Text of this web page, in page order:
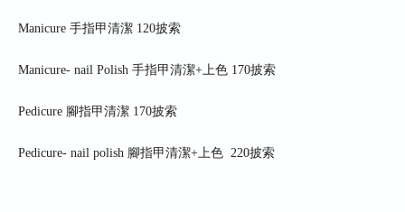
Manicure 手指甲清潔 120披索
Manicure- nail Polish 手指甲清潔+上色 170披索
Pedicure 腳指甲清潔 170披索
Pedicure- nail polish 腳指甲清潔+上色 220披索